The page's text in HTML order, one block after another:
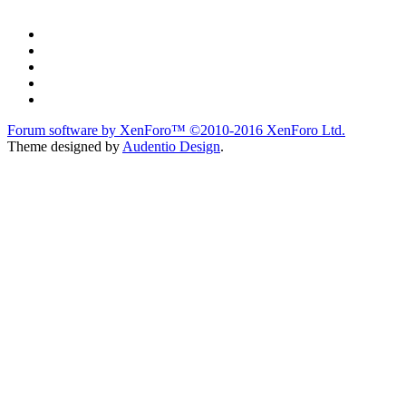
Forum software by XenForo™ ©2010-2016 XenForo Ltd.
Theme designed by Audentio Design.